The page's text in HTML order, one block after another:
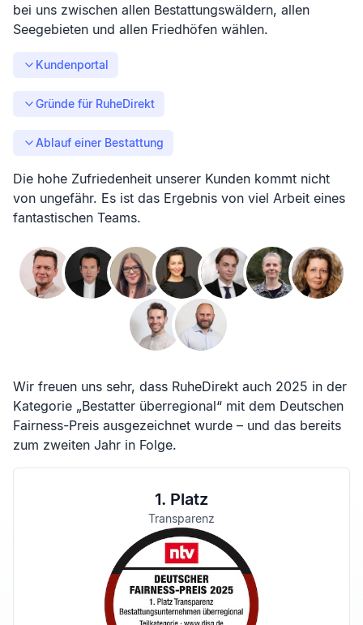
bei uns zwischen allen Bestattungswäldern, allen
Seegebieten und allen Friedhöfen wählen.
Kundenportal
Gründe für RuheDirekt
Ablauf einer Bestattung
Die hohe Zufriedenheit unserer Kunden kommt nicht
von ungefähr. Es ist das Ergebnis von viel Arbeit eines
fantastischen Teams.
Wir freuen uns sehr, dass RuheDirekt auch 2025 in der
Kategorie „Bestatter überregional“ mit dem Deutschen
Fairness-Preis ausgezeichnet wurde – und das bereits
zum zweiten Jahr in Folge.
1. Platz
Transparenz